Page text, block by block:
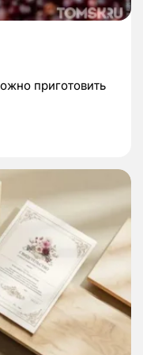
приготовить